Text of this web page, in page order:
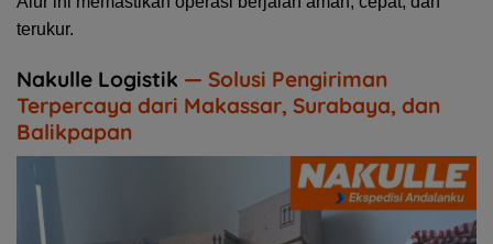
terukur.
Nakulle Logistik — Solusi Pengiriman
Terpercaya dari Makassar, Surabaya, dan
Balikpapan